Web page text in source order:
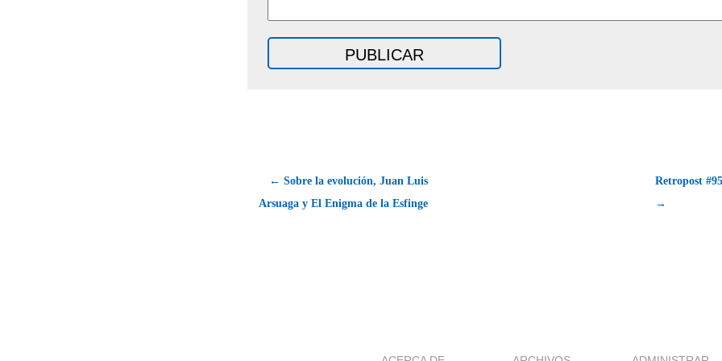
← Sobre la evolución, Juan Luis
Arsuaga y El Enigma de la Esfinge
Retropost
→